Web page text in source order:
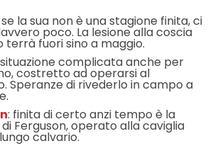
se la sua non è una stagione finita, ci
poco. La lesione alla coscia
terrà fuori sino a maggio.
complicata anche per
costretto ad operarsi al
Speranze di rivederlo in campo a
: finita di certo anzi tempo è la
Ferguson, operato alla caviglia
calvario.